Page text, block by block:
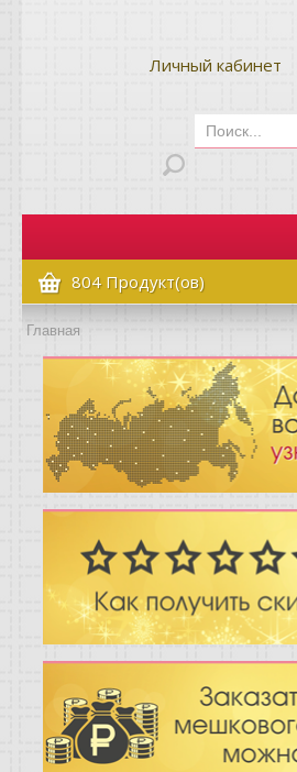
Личный кабинет
Главная
Как сделать заказ
Оплата и доставка
Контакты
Вопрос-ответ
Отзывы
Новости
Статьи
804 Продукт(ов)
Главная